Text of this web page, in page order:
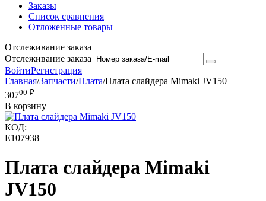
Заказы
Список сравнения
Отложенные товары
Отслеживание заказа
Отслеживание заказа
ВойтиРегистрация
Главная/Запчасти/Плата/Плата слайдера Mimaki JV150
30700 ₽
В корзину
КОД:
E107938
Плата слайдера Mimaki
JV150